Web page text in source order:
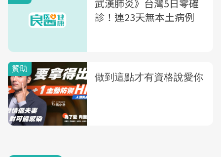
武漢肺炎》台灣5日零確
診！連23天無本土病例